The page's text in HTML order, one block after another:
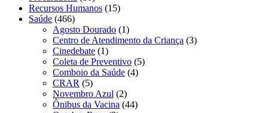
Recursos Humanos (15)
Saúde (466)
Agosto Dourado (1)
Centro de Atendimento da Criança (3)
Cinedebate (1)
Coleta de Preventivo (5)
Comboio da Saúde (4)
CRAR (5)
Novembro Azul (2)
Ônibus da Vacina (44)